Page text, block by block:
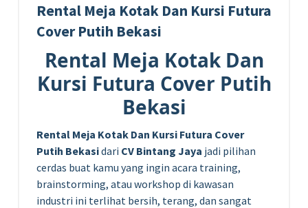
Rental Meja Kotak Dan Kursi Futura
Cover Putih Bekasi
Rental Meja Kotak Dan
Kursi Futura Cover Putih
Bekasi
Rental Meja Kotak Dan Kursi Futura Cover
Putih Bekasidari CV Bintang Jaya jadi pilihan
cerdas buat kamu yang ingin acara training,
brainstorming, atau workshop di kawasan
industri ini terlihat bersih, terang, dan sangat